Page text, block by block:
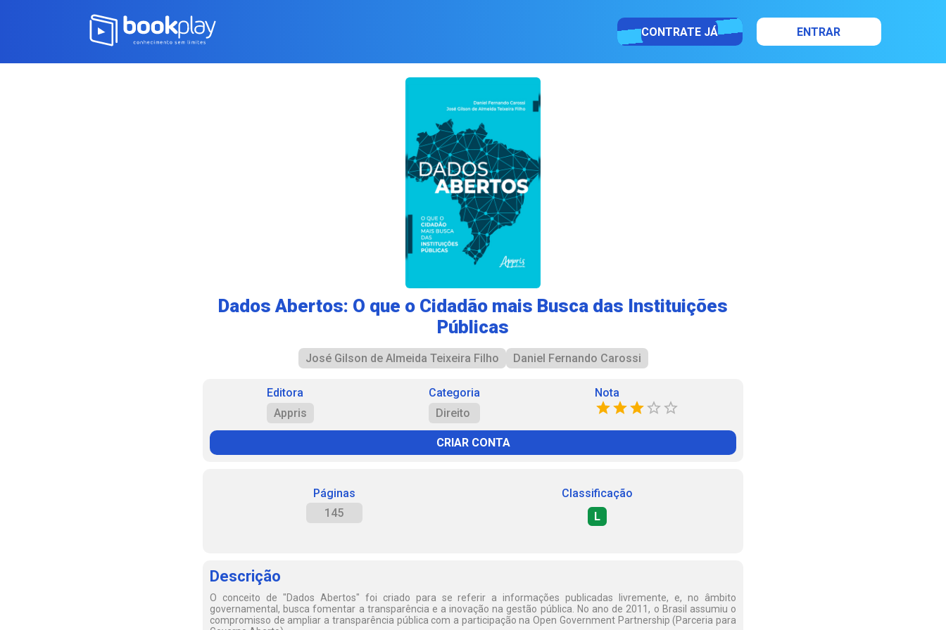
CONTRATE JÁ ENTRAR
Dados Abertos: O que o Cidadão mais Busca das Instituições
Públicas
José Gilson de Almeida Teixeira Filho Daniel Fernando Carossi
Editora
Appris
Categoria
Direito
Nota
CRIAR CONTA
Páginas
145
Classificação
L
Descrição
O conceito de "Dados Abertos" foi criado para se referir a informações publicadas livremente, e, no âmbito
governamental, busca fomentar a transparência e a inovação na gestão pública. No ano de 2011, o Brasil assumiu o
compromisso de ampliar a transparência pública com a participação na Open Government Partnership (Parceria para